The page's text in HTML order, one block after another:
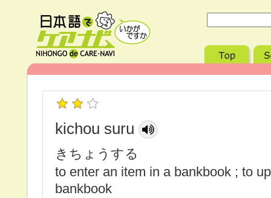
kichou suru
きちょうする
to enter an item in a bankbook ; to
bankbook